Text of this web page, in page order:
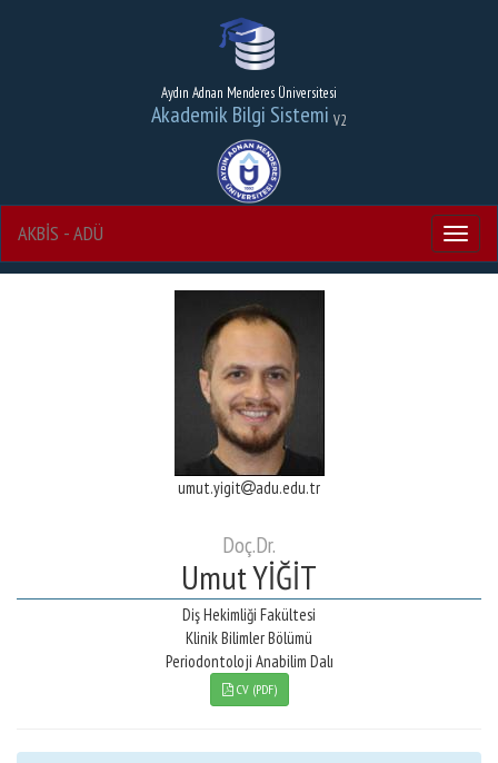
Aydın Adnan Menderes Üniversitesi
Akademik Bilgi Sistemi V2
Menu
AKBİS - ADÜ
umut.yigit adu.edu.tr
Doç.Dr.
Umut YİĞİT
Diş Hekimliği Fakültesi
Klinik Bilimler Bölümü
Periodontoloji Anabilim Dalı
CV (PDF)